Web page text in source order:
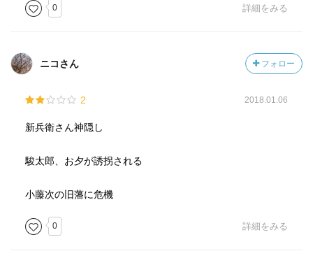
「駿太郎」の誘拐事件、そして森藩の借金問題の三つの事
案を同時に解決することになる… 上様直々の影御用を賜
対決、森藩を罠に陥れた小倉藩主「小笠原忠固」・商人
「豊前屋儀佐兵衛」との手に汗握る対決は面白かったです
ちょっと消化不良でしたね、、、
次」の強さが際立ちすぎている感じはしましたね。
以下、主な登場人物です。
0 詳細をみる
ニコさん フォロー
2 2018.01.06
新兵衛さん神隠し
駿太郎、お夕が誘拐される
小藤次の旧藩に危機
0 詳細をみる